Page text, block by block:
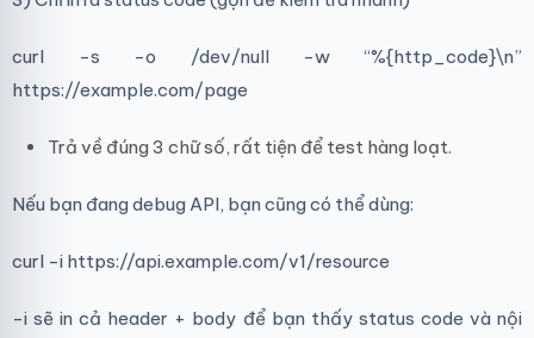
curl -s -o /dev/null -w “%{http_code}\n”
https://example.com/page
Trả về đúng 3 chữ số, rất tiện để test hàng loạt.
Nếu bạn đang debug API, bạn cũng có thể dùng:
curl -i https://api.example.com/v1/resource
-i sẽ in cả header + body để bạn thấy status code và nội